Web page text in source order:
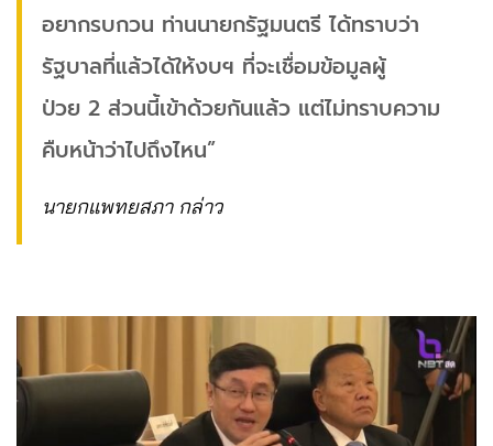
อยากรบกวน ท่านนายกรัฐมนตรี ได้ทราบว่า
รัฐบาลที่แล้วได้ให้งบฯ ที่จะเชื่อมข้อมูลผู้
ป่วย 2 ส่วนนี้เข้าด้วยกันแล้ว แต่ไม่ทราบความ
คืบหน้าว่าไปถึงไหน”
นายกแพทยสภา กล่าว